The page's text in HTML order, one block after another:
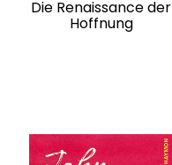
Die Renaissance der
Hoffnung